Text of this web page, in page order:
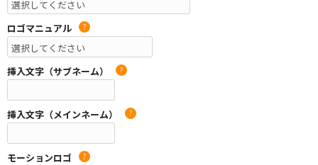
ロゴマニュアル ?
挿入文字（サブネーム） ?
挿入文字（メインネーム） ?
モーションロゴ ?